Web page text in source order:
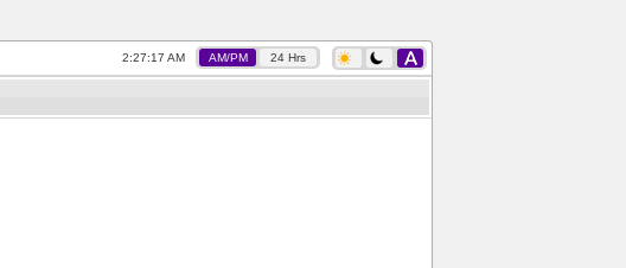
2:27:18 AM AM/PM 24 Hrs